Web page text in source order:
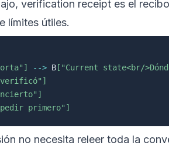
verification receipt es el
límites útiles.
--> B ["Current state<br/
verificó"]
pedir primero"]
no necesita releer toda la